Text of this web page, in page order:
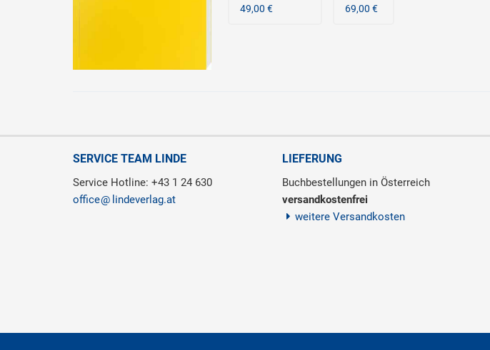
49,00 €
69,00 €
SERVICE TEAM LINDE
Service Hotline: +43 1 24 630
office
lindeverlag.at
LIEFERUNG
Buchbestellungen in Österreich
versandkostenfrei
weitere Versandkosten